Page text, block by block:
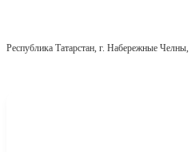
Республика Татарстан, г. Набережные